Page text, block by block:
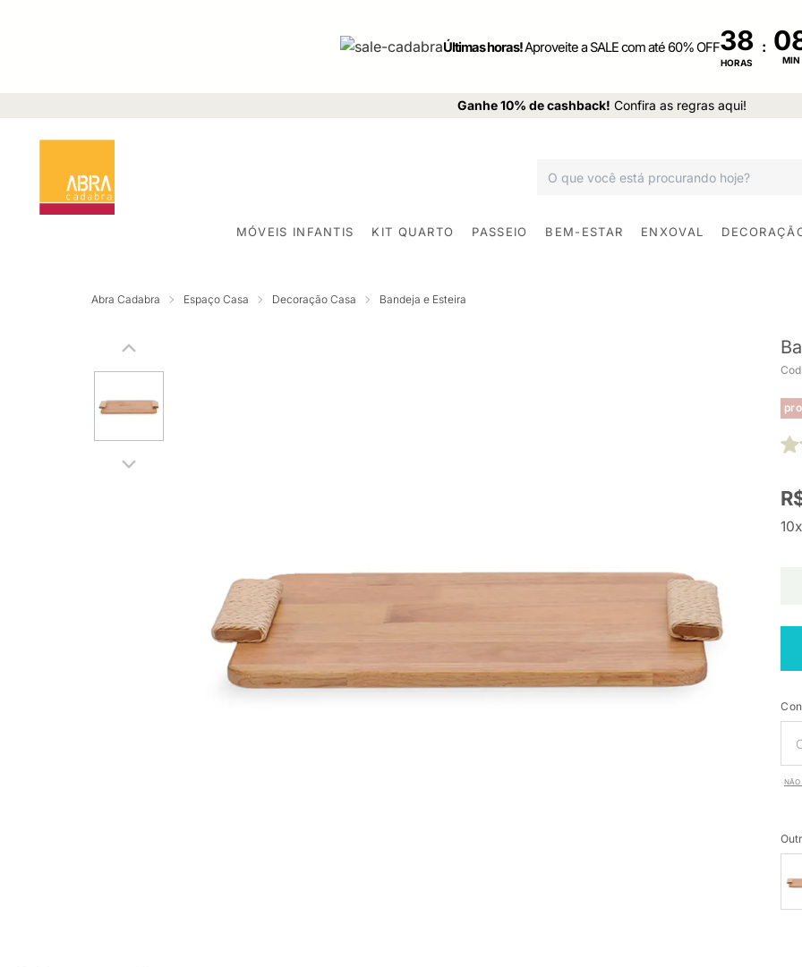
Últimas horas!Aproveite a SALE com até 60% OFF38
HORAS
:
MIN
Ganhe 10% de cashback! Confira as regras aqui!
MÓVEIS INFANTIS KIT QUARTO PASSEIO BEM-ESTAR ENXOVAL
Abra Cadabra Espaço Casa Decoração Casa Bandeja e Esteira
NÃO